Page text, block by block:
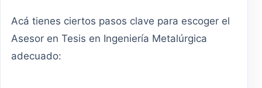
Acá tienes ciertos pasos clave para escoger el
Asesor en Tesis en Ingeniería Metalúrgica
adecuado: